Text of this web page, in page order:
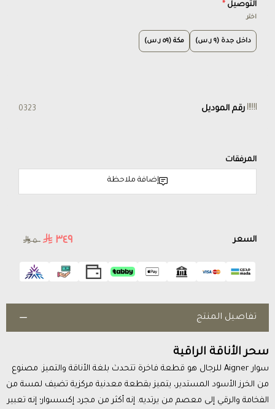
التوصيل *
اختر
داخل جدة (٩ ر.س) مكة (٥٩ ر.س)
رقم الموديل 0323
المرفقات
إضافة ملاحظة
السعر ٣٤٩ ٥٠٠
تفاصيل المنتج
سحر الأناقة الراقية
سوار Aigner للرجال هو قطعة فاخرة تتحدث بلغة الأناقة والتميز. مصنوع
من الخرز الأسود المستدير، يتميز بقطعة معدنية مركزية تضيف لمسة من
الفخامة والرقي إلى معصم من يرتديه. إنه أكثر من مجرد إكسسوار؛ إنه تعبير